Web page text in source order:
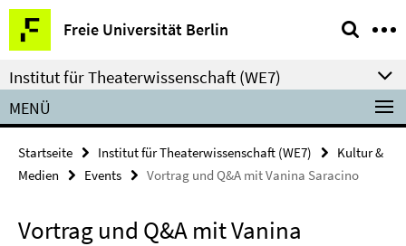
Springe
direkt
zu
Inhalt
Freie Universität Berlin
Service-
Navigation
Institut für Theaterwissenschaft (WE7)
MENÜ
Startseite Institut für Theaterwissenschaft (WE7)
Kultur &
Medien
Events Vortrag und Q&A mit Vanina Saracino
Vortrag und Q&A mit Vanina